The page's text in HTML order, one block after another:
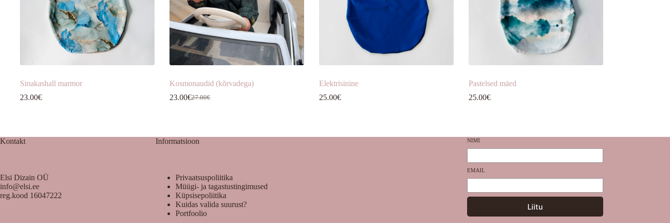
Sinakashall marmor
23.00€
Kosmonaudid (kõrvadega)
27.00€
Algne
23.00€Praegune
Elektrisinine
25.00€
Pastelsed mäed
25.00€
Kontakt
Elsi Dizain OÜ
info@elsi.ee
reg.kood 16047222
Informatsioon
Privaatsuspoliitika
Müügi- ja tagastustingimused
Küpsisepoliitika
Kuidas valida suurust?
Portfoolio
NIMI
EMAIL
Liitu